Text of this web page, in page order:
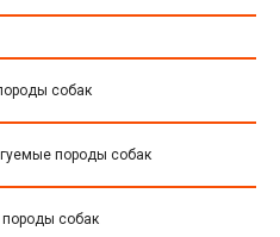
собак
породы собак
породы собак